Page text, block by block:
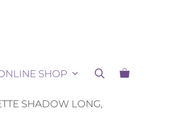
SHOP
SHADOW LONG,